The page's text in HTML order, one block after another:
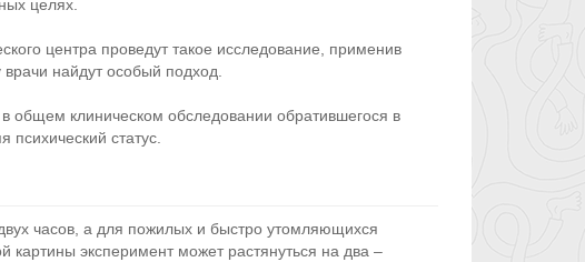
целях.
центра проведут такое исследование, применив
найдут особый подход.
общем клиническом обследовании обратившегося в
психический статус.
часов, а для пожилых и быстро утомляющихся
картины эксперимент может растянуться на два –